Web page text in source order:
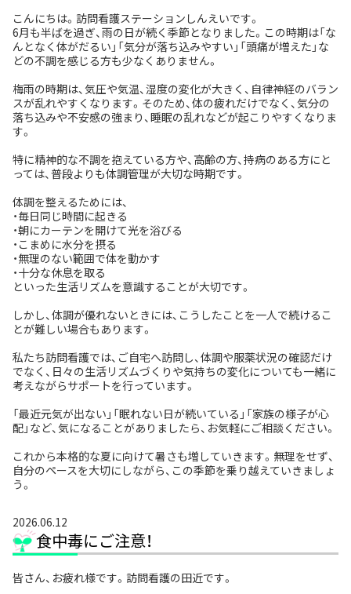
こんにちは。訪問看護ステーションしんえいです。
6月も半ばを過ぎ、雨の日が続く季節となりました。この時期は「な
んとなく体がだるい」「気分が落ち込みやすい」「頭痛が増えた」な
どの不調を感じる方も少なくありません。
梅雨の時期は、気圧や気温、湿度の変化が大きく、自律神経のバラン
スが乱れやすくなります。そのため、体の疲れだけでなく、気分の
落ち込みや不安感の強まり、睡眠の乱れなどが起こりやすくなりま
す。
特に精神的な不調を抱えている方や、高齢の方、持病のある方にと
っては、普段よりも体調管理が大切な時期です。
体調を整えるためには、
・毎日同じ時間に起きる
・朝にカーテンを開けて光を浴びる
・こまめに水分を摂る
・無理のない範囲で体を動かす
・十分な休息を取る
といった生活リズムを意識することが大切です。
しかし、体調が優れないときには、こうしたことを一人で続けるこ
とが難しい場合もあります。
私たち訪問看護では、ご自宅へ訪問し、体調や服薬状況の確認だけ
でなく、日々の生活リズムづくりや気持ちの変化についても一緒に
考えながらサポートを行っています。
「最近元気が出ない」「眠れない日が続いている」「家族の様子が心
配」など、気になることがありましたら、お気軽にご相談ください。
これから本格的な夏に向けて暑さも増していきます。無理をせず、
自分のペースを大切にしながら、この季節を乗り越えていきましょ
う。
2026.06.12
食中毒にご注意！
皆さん、お疲れ様です。訪問看護の田近です。